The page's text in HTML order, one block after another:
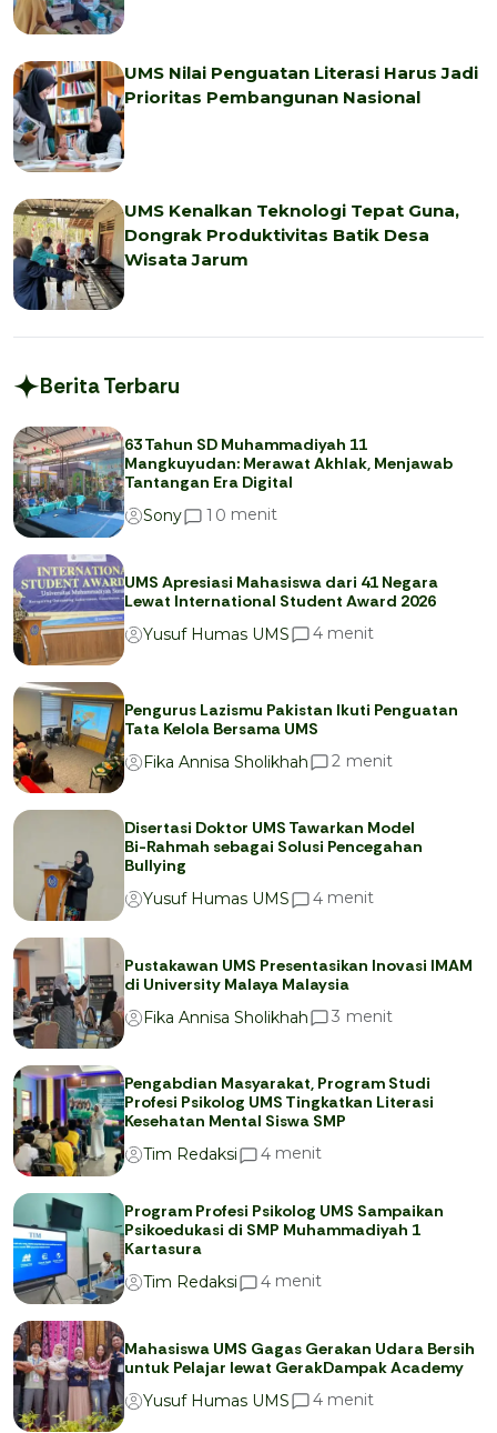
UMS Nilai Penguatan Literasi Harus Jadi
Prioritas Pembangunan Nasional
UMS Kenalkan Teknologi Tepat Guna,
Dongrak Produktivitas Batik Desa
Wisata Jarum
Berita Terbaru
63 Tahun SD Muhammadiyah 11
Mangkuyudan: Merawat Akhlak, Menjawab
Tantangan Era Digital
Sony
1 0 menit
UMS Apresiasi Mahasiswa dari 41 Negara
Lewat International Student Award 2026
Yusuf Humas UMS
4 menit
Pengurus Lazismu Pakistan Ikuti Penguatan
Tata Kelola Bersama UMS
Fika Annisa Sholikhah
2 menit
Disertasi Doktor UMS Tawarkan Model
Bi-Rahmah sebagai Solusi Pencegahan
Bullying
Yusuf Humas UMS
4 menit
Pustakawan UMS Presentasikan Inovasi IMAM
di University Malaya Malaysia
Fika Annisa Sholikhah
3 menit
Pengabdian Masyarakat, Program Studi
Profesi Psikolog UMS Tingkatkan Literasi
Kesehatan Mental Siswa SMP
Tim Redaksi
4 menit
Program Profesi Psikolog UMS Sampaikan
Psikoedukasi di SMP Muhammadiyah 1
Kartasura
Tim Redaksi
4 menit
Mahasiswa UMS Gagas Gerakan Udara Bersih
untuk Pelajar lewat GerakDampak Academy
Yusuf Humas UMS
4 menit